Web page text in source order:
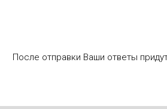
После отправки Ваши ответы